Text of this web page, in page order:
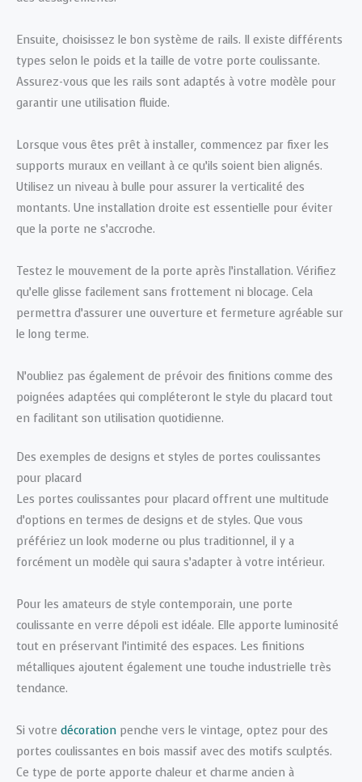
Ensuite, choisissez le bon système de rails. Il existe différents
types selon le poids et la taille de votre porte coulissante.
Assurez-vous que les rails sont adaptés à votre modèle pour
garantir une utilisation fluide.
Lorsque vous êtes prêt à installer, commencez par fixer les
supports muraux en veillant à ce qu’ils soient bien alignés.
Utilisez un niveau à bulle pour assurer la verticalité des
montants. Une installation droite est essentielle pour éviter
que la porte ne s’accroche.
Testez le mouvement de la porte après l’installation. Vérifiez
qu’elle glisse facilement sans frottement ni blocage. Cela
permettra d’assurer une ouverture et fermeture agréable sur
le long terme.
N’oubliez pas également de prévoir des finitions comme des
poignées adaptées qui compléteront le style du placard tout
en facilitant son utilisation quotidienne.
Des exemples de designs et styles de portes coulissantes
pour placard
Les portes coulissantes pour placard offrent une multitude
d’options en termes de designs et de styles. Que vous
préfériez un look moderne ou plus traditionnel, il y a
forcément un modèle qui saura s’adapter à votre intérieur.
Pour les amateurs de style contemporain, une porte
coulissante en verre dépoli est idéale. Elle apporte luminosité
tout en préservant l’intimité des espaces. Les finitions
métalliques ajoutent également une touche industrielle très
tendance.
Si votre décoration penche vers le vintage, optez pour des
portes coulissantes en bois massif avec des motifs sculptés.
Ce type de porte apporte chaleur et charme ancien à